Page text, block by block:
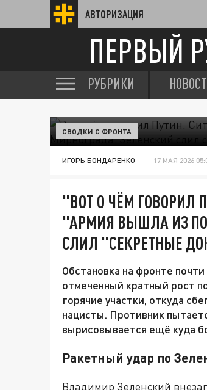
АВТОРИЗАЦИЯ
ПЕРВЫЙ
РУБРИКИ
СВОДКИ С ФРОНТА
ИГОРЬ БОНДАРЕНКО 17 МАЯ 2026
"ВОТ О ЧЁМ ГОВОРИЛ
"АРМИЯ ВЫШЛА ИЗ
СЛИЛ "СЕКРЕТНЫЕ
Обстановка на фронте
отмеченный кратный рост
горячие участки, откуда
нацисты. Противник
вырисовывается ещё куда
Ракетный удар по
Владимир Зеленский